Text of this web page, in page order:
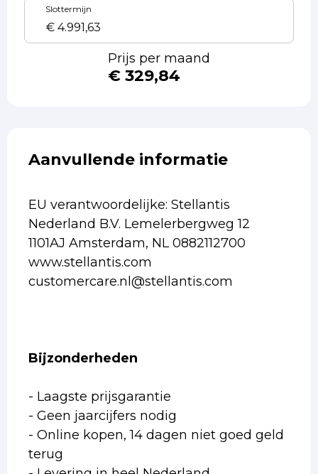
Slottermijn
Prijs per maand
€ 329,84
Aanvullende informatie
EU verantwoordelijke: Stellantis
Nederland B.V. Lemelerbergweg 12
1101AJ Amsterdam, NL 0882112700
www.stellantis.com
customercare.nl@stellantis.com
Bijzonderheden
- Laagste prijsgarantie
- Geen jaarcijfers nodig
- Online kopen, 14 dagen niet goed geld
terug